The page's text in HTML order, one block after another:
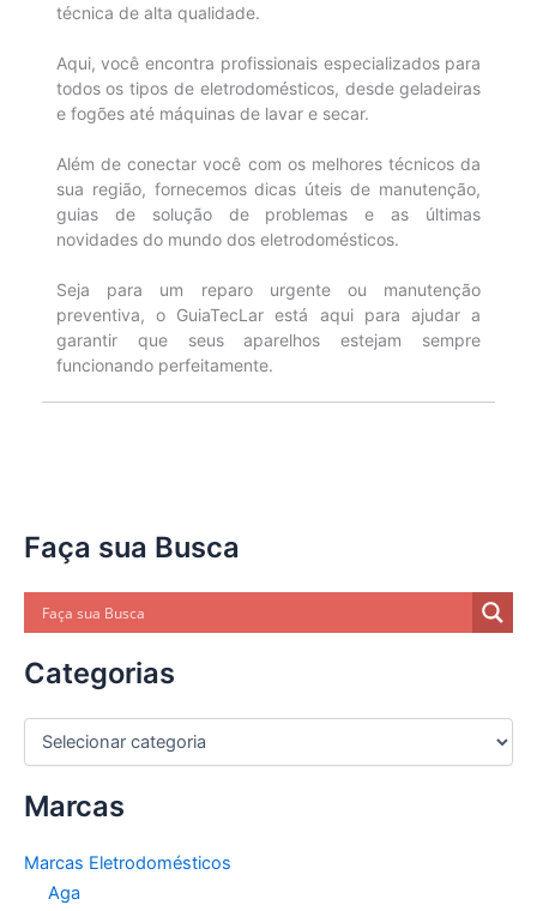
técnica de alta qualidade.
Aqui, você encontra profissionais especializados para
todos os tipos de eletrodomésticos, desde geladeiras
e fogões até máquinas de lavar e secar.
Além de conectar você com os melhores técnicos da
sua região, fornecemos dicas úteis de manutenção,
guias de solução de problemas e as últimas
novidades do mundo dos eletrodomésticos.
Seja para um reparo urgente ou manutenção
preventiva, o GuiaTecLar está aqui para ajudar a
garantir que seus aparelhos estejam sempre
funcionando perfeitamente.
Faça sua Busca
Categorias
C
e
r
Marcas
Marcas Eletrodomésticos
Aga